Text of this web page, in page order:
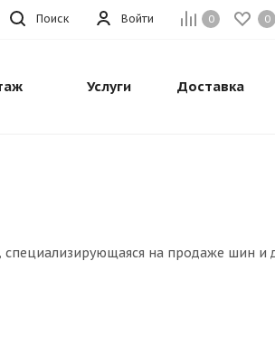
0 0
Войти
Поиск
Услуги Доставка
на продаже шин и